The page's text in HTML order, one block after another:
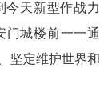
天新型作战力
门城楼前一一通
坚定维护世界和